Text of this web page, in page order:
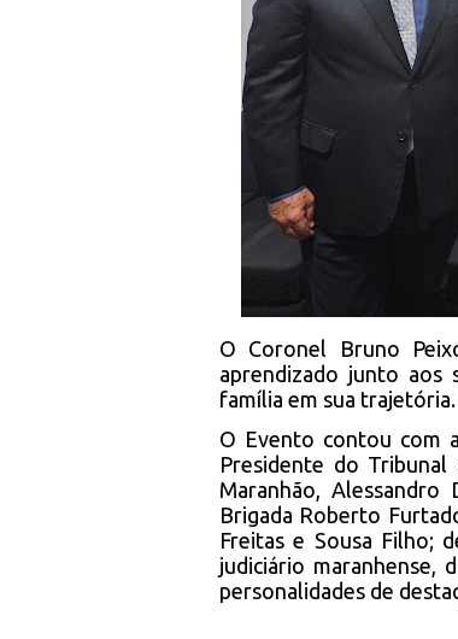
O Coronel Bruno
aprendizado junto aos
família em sua trajetória.
O Evento contou com
Presidente do
Maranhão,
Brigada Roberto
Freitas e Sousa Filho;
judiciário maranhense,
personalidades de